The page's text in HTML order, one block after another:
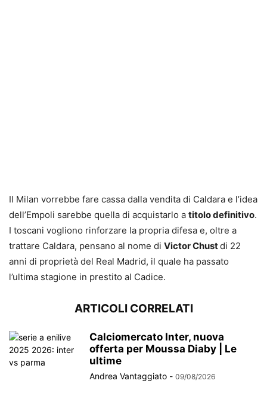
Il Milan vorrebbe fare cassa dalla vendita di Caldara e l’idea
dell’Empoli sarebbe quella di acquistarlo a titolo definitivo.
I toscani vogliono rinforzare la propria difesa e, oltre a
trattare Caldara, pensano al nome di Victor Chustdi 22
anni di proprietà del Real Madrid, il quale ha passato
l’ultima stagione in prestito al Cadice.
ARTICOLI CORRELATI
Calciomercato Inter, nuova
offerta per Moussa Diaby | Le
ultime
Andrea Vantaggiato - 09/08/2026